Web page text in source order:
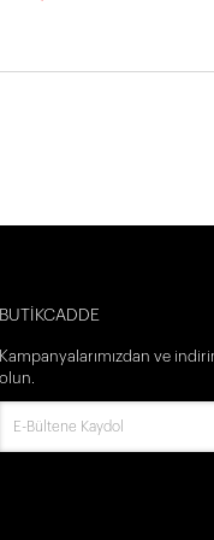
BUTİKCADDE
Kampanyalarımızdan ve
olun.